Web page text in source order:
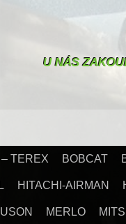
U NÁS
TEREX BOBCAT
HITACHI-AIRMAN
MERLO